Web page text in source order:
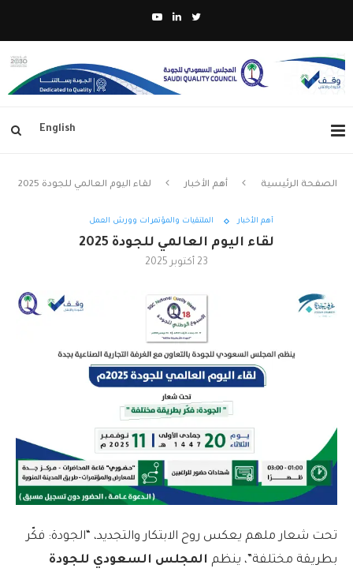
English
الصفحة الرئيسية أهم الأخبار لقاء اليوم العالمي للجودة 2025
أهم الأخبار الملتقيات والمؤتمرات وورش العمل
لقاء اليوم العالمي للجودة 2025
23 أكتوبر 2025
تحت شعار ملهم يعكس روح الابتكار والتجديد، “الجودة: فكّر
بطريقة مختلفة”، ينظم المجلس السعودي للجودة